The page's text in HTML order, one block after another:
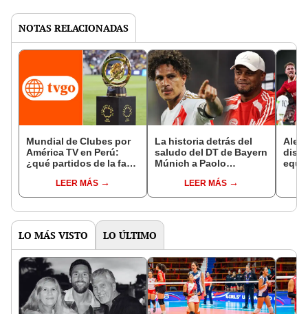
NOTAS RELACIONADAS
Mundial de Clubes por
América TV en Perú:
¿qué partidos de la fase
LEER MÁS
La historia detrás del
saludo del DT de Bayern
Múnich a Paolo
une a ambos personajes
LEER MÁS
LO MÁS VISTO LO ÚLTIMO